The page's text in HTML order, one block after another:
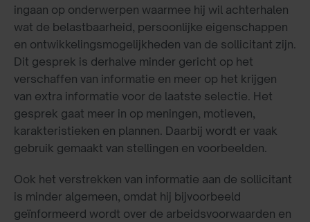
ingaan op onderwerpen waarmee hij wil achterhalen
wat de belastbaarheid, persoonlijke eigenschappen
en ontwikkelingsmogelijkheden van de sollicitant zijn.
Dit gesprek is derhalve minder gericht op het
verschaffen van informatie en meer op het krijgen
van extra informatie voor de laatste selectie. Het
gesprek gaat meer in op meningen, motieven,
karakteristieken en plannen. Daarbij wordt er vaak
gebruik gemaakt van stellingen en voorbeelden.
Ook het verstrekken van informatie aan de sollicitant
is minder algemeen, omdat hij bijvoorbeeld
geïnformeerd wordt over de arbeidsvoorwaarden en